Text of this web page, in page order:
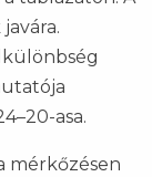
asa.
mérkőzésen